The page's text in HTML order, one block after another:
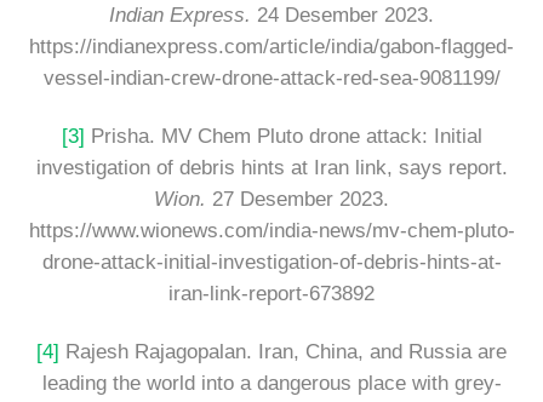
Indian Express. 24 Desember 2023.
https://indianexpress.com/article/india/gabon-flagged-
vessel-indian-crew-drone-attack-red-sea-9081199/
[3] Prisha. MV Chem Pluto drone attack: Initial
investigation of debris hints at Iran link, says report.
Wion. 27 Desember 2023.
https://www.wionews.com/india-news/mv-chem-pluto-
drone-attack-initial-investigation-of-debris-hints-at-
iran-link-report-673892
[4] Rajesh Rajagopalan. Iran, China, and Russia are
leading the world into a dangerous place with grey-